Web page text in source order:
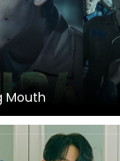
Mouth